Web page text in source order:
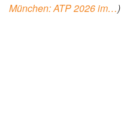
München: ATP 2026 im…)